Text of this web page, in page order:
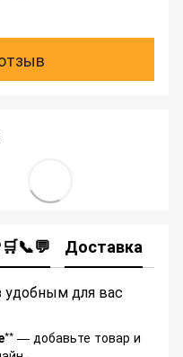
Доставка
для вас
** — добавьте товар и